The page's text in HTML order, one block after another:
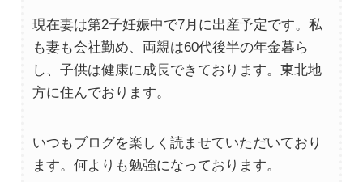
現在妻は第2子妊娠中で7月に出産予定です。私
も妻も会社勤め、両親は60代後半の年金暮ら
し、子供は健康に成長できております。東北地
方に住んでおります。
いつもブログを楽しく読ませていただいており
ます。何よりも勉強になっております。